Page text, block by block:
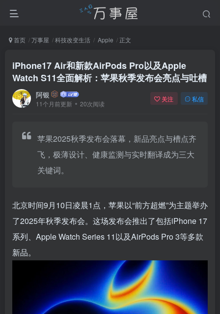
首页 万事屋 科技改变生活 Apple 正文
iPhone17 Air和新款AirPods Pro以及Apple
Watch S11全面解析：苹果秋季发布会亮点与吐槽
阿银
11个月前更新 20次阅读
关注 私信
苹果2025秋季发布会落幕，新品亮点与槽点齐
飞，极薄设计、健康监测与实时翻译成为三大
关键词。
北京时间9月10日凌晨1点，苹果以“前方超燃”为主题举办
了2025年秋季发布会。这场发布会推出了包括iPhone 17
系列、Apple Watch Series 11以及AirPods Pro 3等多款
新品。